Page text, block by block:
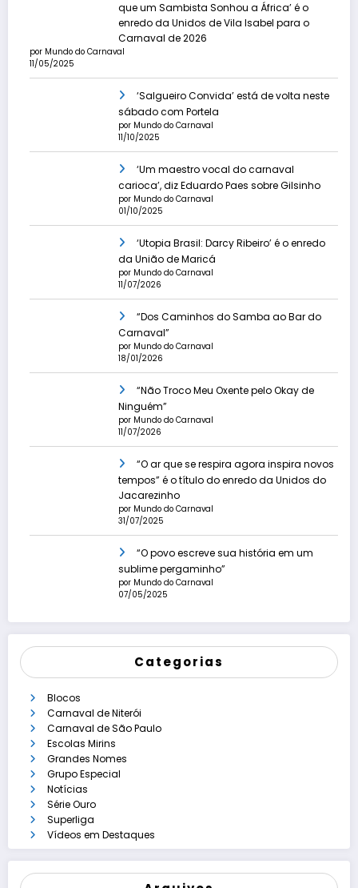
que um Sambista Sonhou a África’ é o
enredo da Unidos de Vila Isabel para o
Carnaval de 2026
por Mundo do Carnaval
11/05/2025
‘Salgueiro Convida’ está de volta neste
sábado com Portela
por Mundo do Carnaval
11/10/2025
‘Um maestro vocal do carnaval
carioca’, diz Eduardo Paes sobre Gilsinho
por Mundo do Carnaval
01/10/2025
‘Utopia Brasil: Darcy Ribeiro’ é o enredo
da União de Maricá
por Mundo do Carnaval
11/07/2026
“Dos Caminhos do Samba ao Bar do
Carnaval”
por Mundo do Carnaval
18/01/2026
“Não Troco Meu Oxente pelo Okay de
Ninguém”
por Mundo do Carnaval
11/07/2026
“O ar que se respira agora inspira novos
tempos” é o título do enredo da Unidos do
Jacarezinho
por Mundo do Carnaval
31/07/2025
“O povo escreve sua história em um
sublime pergaminho”
por Mundo do Carnaval
07/05/2025
Categorias
Blocos
Carnaval de Niterói
Carnaval de São Paulo
Escolas Mirins
Grandes Nomes
Grupo Especial
Notícias
Série Ouro
Superliga
Vídeos em Destaques